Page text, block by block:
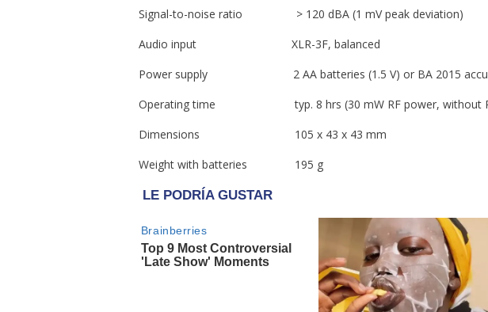
Signal-to-noise ratio > 120 dBA (1 mV peak deviation)
Audio input XLR-3F, balanced
Power supply 2 AA batteries (1.5 V) or BA 2015
Operating time typ. 8 hrs (30 mW RF power, without
Dimensions 105 x 43 x 43 mm
Weight with batteries 195 g